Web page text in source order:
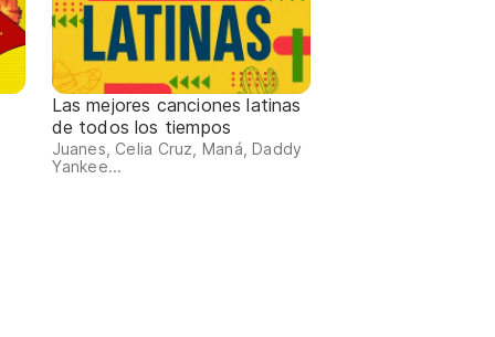
Las mejores canciones latinas
de todos los tiempos
Juanes, Celia Cruz, Maná, Daddy
Yankee...